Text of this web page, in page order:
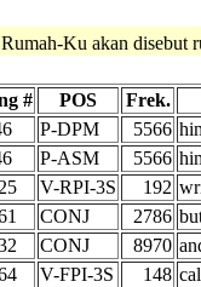
Ku akan disebut
# POS
Frek.
P-DPM 5566
P-ASM 5566
V-RPI-3S 192
CONJ 2786
CONJ 8970
V-FPI-3S 148